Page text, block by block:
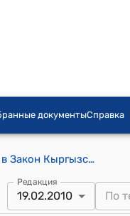
документыСправка
Закон КР от 19 февраля 2010 года № 32 "О внесении изменений в Закон Кыргызской Республики "Об оружии""
Редакция
19.02.2010